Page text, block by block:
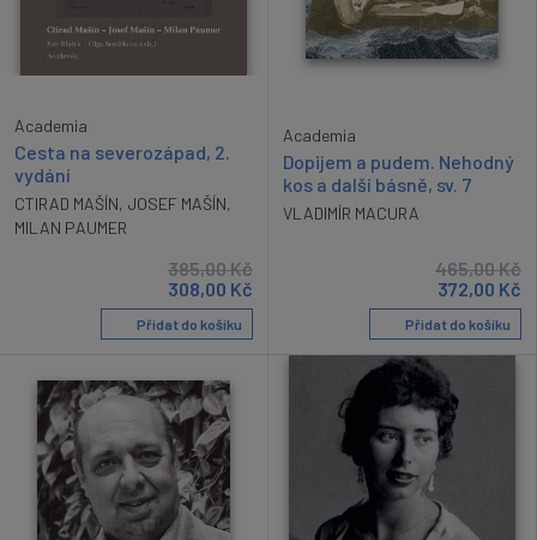
Academia
Cesta na severozápad, 2.
vydání
CTIRAD MAŠÍN, JOSEF MAŠÍN,
MILAN PAUMER
385,00Kč
308,00 Kč
Přidat do košíku
Academia
Dopijem a pudem. Nehodný
kos a další básně, sv. 7
VLADIMÍR MACURA
465,00Kč
372,00 Kč
Přidat do košíku